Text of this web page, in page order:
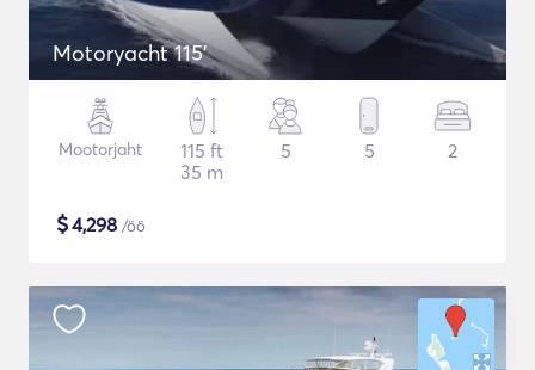
Motoryacht 115'
Mootorjaht
115 ft
35 m
5 5 2
$4,298 /öö